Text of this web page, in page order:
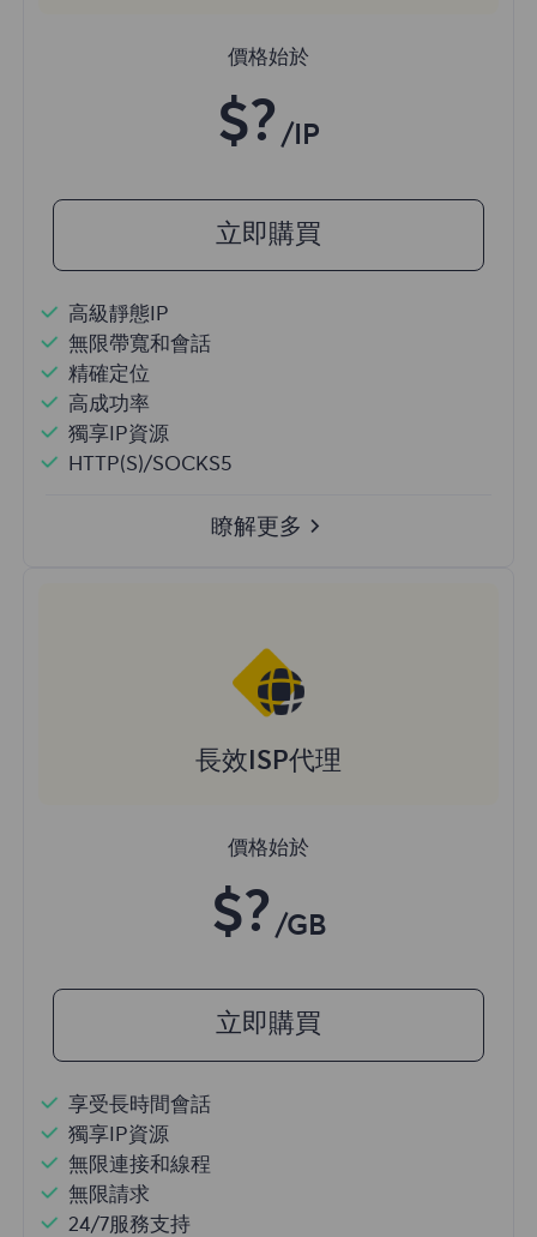
價格始於
$? /IP
立即購買
高級靜態IP
無限帶寬和會話
精確定位
高成功率
獨享IP資源
HTTP(S)/SOCKS5
瞭解更多
長效ISP代理
價格始於
$? /GB
立即購買
享受長時間會話
獨享IP資源
無限連接和線程
無限請求
24/7服務支持